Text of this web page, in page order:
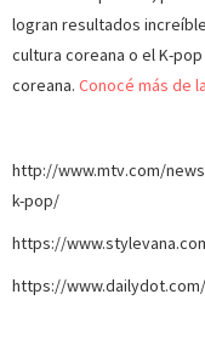
logran resultados
cultura coreana o el K-
coreana. Conocé más de
http://www.mtv.com/
k-pop/
https://
https://